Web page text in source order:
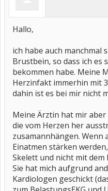
Hallo,
ich habe auch manchmal
Brustbein, so dass ich es
bekommen habe. Meine
Herzinfakt immerhin mit
dahin ist es bei mir nicht
Meine Ärztin hat mir aber
die vom Herzen her
zusamannhängen. Wenn
Einatmen stärken
Skelett und nicht mit dem
Sie hat mich aufgrund
Kardiologen geschickt